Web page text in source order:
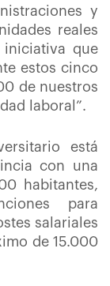
y
reales
iniciativa que
estos cinco
de nuestros
laboral”.
está
con una
habitantes,
para
salariales
de 15.000